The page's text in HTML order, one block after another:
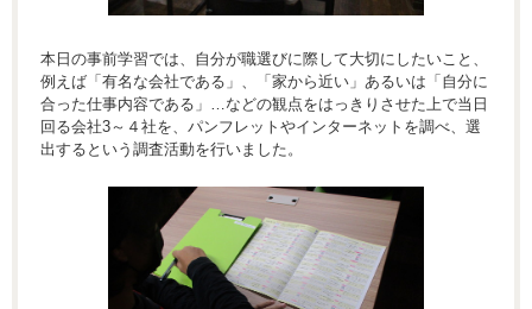
本日の事前学習では、自分が職選びに際して大切にしたいこと、
例えば「有名な会社である」、「家から近い」あるいは「自分に
合った仕事内容である」…などの観点をはっきりさせた上で当日
回る会社3～４社を、パンフレットやインターネットを調べ、選
出するという調査活動を行いました。